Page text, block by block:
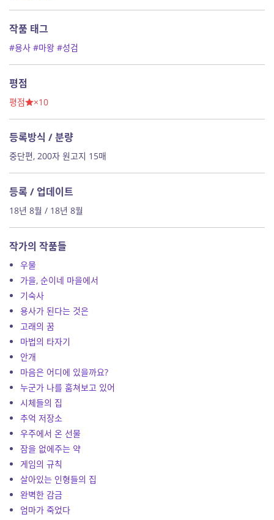
작품 태그
#용사 #마왕 #성검
평점
평점 ×10
등록방식 / 분량
중단편, 200자 원고지 15매
등록 / 업데이트
18년 8월 / 18년 8월
작가의 작품들
우물
가을, 순이네 마을에서
기숙사
용사가 된다는 것은
고래의 꿈
마법의 타자기
안개
마음은 어디에 있을까요?
누군가 나를 훔쳐보고 있어
시체들의 집
추억 저장소
우주에서 온 선물
잠을 없에주는 약
게임의 규칙
살아있는 인형들의 집
완벽한 감금
엄마가 죽었다